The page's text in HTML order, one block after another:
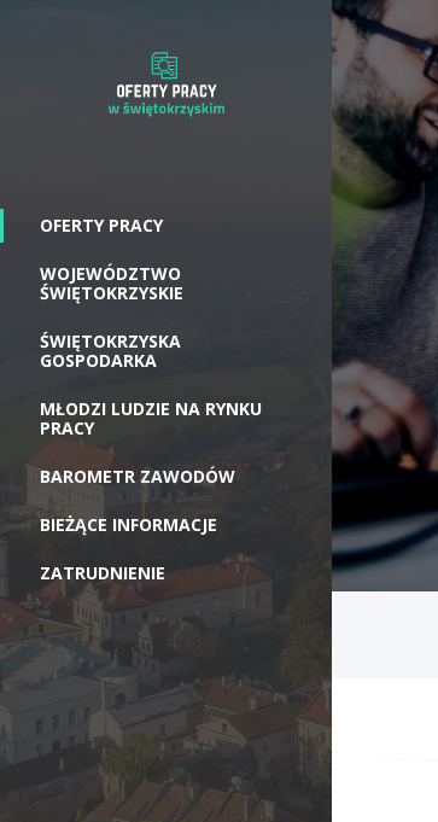
OFERTY PRACY
WOJEWÓDZTWO
ŚWIĘTOKRZYSKIE
ŚWIĘTOKRZYSKA
GOSPODARKA
MŁODZI LUDZIE NA RYNKU
PRACY
BAROMETR ZAWODÓW
BIEŻĄCE INFORMACJE
ZATRUDNIENIE